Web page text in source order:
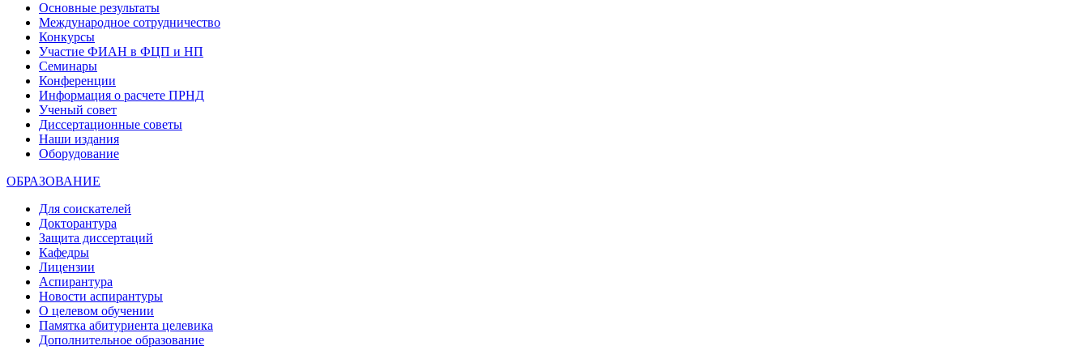
Основные результаты
Международное сотрудничество
Конкурсы
Участие ФИАН в ФЦП и НП
Семинары
Конференции
Информация о расчете ПРНД
Ученый совет
Диссертационные советы
Наши издания
Оборудование
ОБРАЗОВАНИЕ
Для соискателей
Докторантура
Защита диссертаций
Кафедры
Лицензии
Аспирантура
Новости аспирантуры
О целевом обучении
Памятка абитуриента целевика
Дополнительное образование